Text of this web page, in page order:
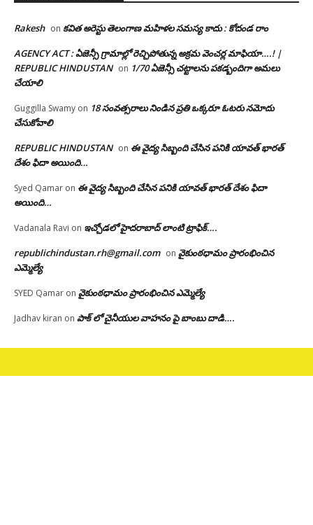
Rakesh on కవిత అరెస్టు తెలంగాణ మహిళల సమస్య కాదు : కోదండ రాం
AGENCY ACT : ఏజెన్సీ గ్రామాల్లో రెచ్చిపోతున్న అక్రమ వెంచర్ల మాఫియా….! |
REPUBLIC HINDUSTAN on 1/70 ఏజెన్సీ చట్టాలను పకడ్బందిగా అమలు
చేయాలి
Guggilla Swamy on 18 సంవత్సరాలు నిండిన ప్రతి ఒక్కరూ ఓటరు నమోదు
చేసుకోవాలి
REPUBLIC HINDUSTAN on ఈ వైద్య సిబ్బంది చేసిన పనికి యావత్ భారత్
దేశం ఫిదా అయింది…
Syed Qamar on ఈ వైద్య సిబ్బంది చేసిన పనికి యావత్ భారత్ దేశం ఫిదా
అయింది…
Vadanala Ravi on ఇచ్చోడలో హైదరాబాద్ లాంటి ట్రాఫిక్….
republichindustan.rh@gmail.com on వైకుంఠధామం ప్రారంభించిన
ఎమ్మెల్యే
SYED Qamar on వైకుంఠధామం ప్రారంభించిన ఎమ్మెల్యే
Jadhav kiran on పాక్ లో చైనీయుల వాహనం పై బాంబు దాడి….